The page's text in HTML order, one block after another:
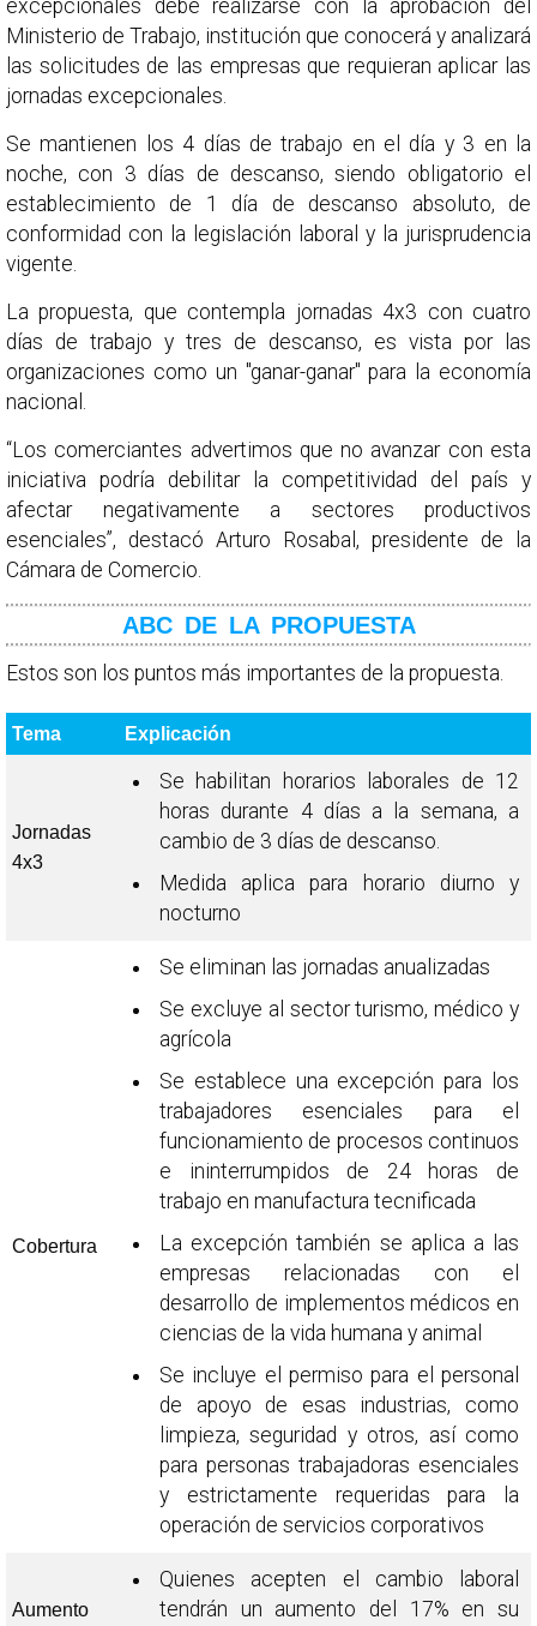
excepcionales debe realizarse con la aprobación del
Ministerio de Trabajo, institución que conocerá y analizará
las solicitudes de las empresas que requieran aplicar las
jornadas excepcionales.
Se mantienen los 4 días de trabajo en el día y 3 en la
noche, con 3 días de descanso, siendo obligatorio el
establecimiento de 1 día de descanso absoluto, de
conformidad con la legislación laboral y la jurisprudencia
vigente.
La propuesta, que contempla jornadas 4x3 con cuatro
días de trabajo y tres de descanso, es vista por las
organizaciones como un "ganar-ganar" para la economía
nacional.
“Los comerciantes advertimos que no avanzar con esta
iniciativa podría debilitar la competitividad del país y
afectar negativamente a sectores productivos
esenciales”, destacó Arturo Rosabal, presidente de la
Cámara de Comercio.
ABC DE LA PROPUESTA
Estos son los puntos más importantes de la propuesta.
Tema Explicación
Jornadas
4x3
Se habilitan horarios laborales de 12
horas durante 4 días a la semana, a
cambio de 3 días de descanso.
Medida aplica para horario diurno y
nocturno
Cobertura
Se eliminan las jornadas anualizadas
Se excluye al sector turismo, médico y
agrícola
Se establece una excepción para los
trabajadores esenciales para el
funcionamiento de procesos continuos
e ininterrumpidos de 24 horas de
trabajo en manufactura tecnificada
La excepción también se aplica a las
empresas relacionadas con el
desarrollo de implementos médicos en
ciencias de la vida humana y animal
Se incluye el permiso para el personal
de apoyo de esas industrias, como
limpieza, seguridad y otros, así como
para personas trabajadoras esenciales
y estrictamente requeridas para la
operación de servicios corporativos
Aumento
Quienes acepten el cambio laboral
tendrán un aumento del 17% en su